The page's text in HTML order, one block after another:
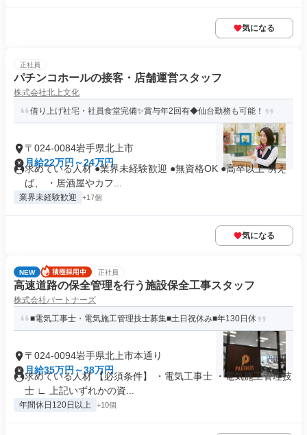
気になる
正社員
パチンコホールの接客・店舗運営スタッフ
株式会社北上文化
借り上げ社宅・社員食堂完備✨賞与年2回有◆仙台勤務も可能！
〒024-0084岩手県北上市
月給22万円～24万円
求めている人材 ●業界未経験歓迎 ●無資格OK ●高卒以上 例え
ば、 ・居酒屋やカフ...
業界未経験歓迎 +17個
気になる
NEW 正社員
高速道路の保全管理を行う施設保全工事スタッフ
株式会社パートナーズ
■電気工事士・電気施工管理技士募集■土日祝休み■年130日休
〒024-0094岩手県北上市本通り
月給35万円～38万円
求めている人材 【必須条件】 ・電気工事士 ・電気施工管理技
士 ∟ 上記いずれかの資...
年間休日120日以上 +10個